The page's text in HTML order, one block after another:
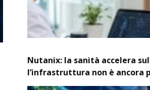
Nutanix: la sanità accelera
l’infrastruttura non è ancora